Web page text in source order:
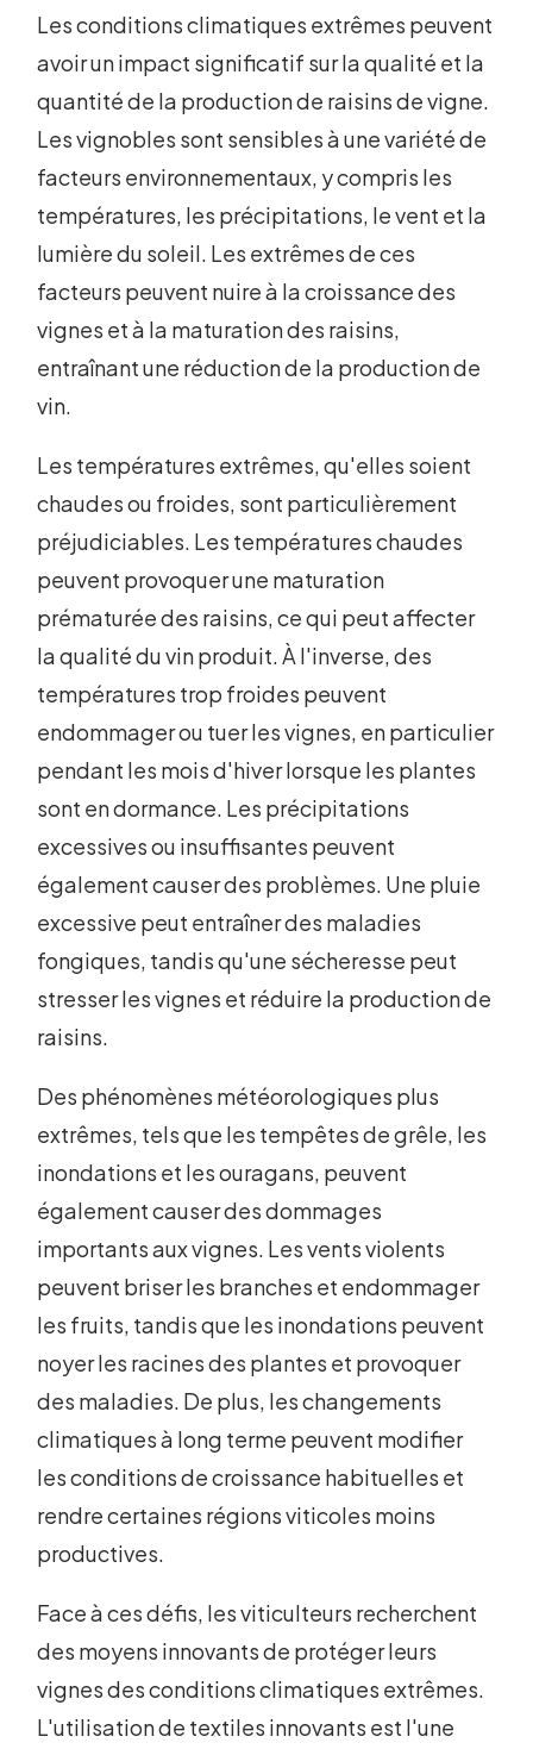
Les conditions climatiques extrêmes peuvent
avoir un impact significatif sur la qualité et la
quantité de la production de raisins de vigne.
Les vignobles sont sensibles à une variété de
facteurs environnementaux, y compris les
températures, les précipitations, le vent et la
lumière du soleil. Les extrêmes de ces
facteurs peuvent nuire à la croissance des
vignes et à la maturation des raisins,
entraînant une réduction de la production de
vin.
Les températures extrêmes, qu'elles soient
chaudes ou froides, sont particulièrement
préjudiciables. Les températures chaudes
peuvent provoquer une maturation
prématurée des raisins, ce qui peut affecter
la qualité du vin produit. À l'inverse, des
températures trop froides peuvent
endommager ou tuer les vignes, en particulier
pendant les mois d'hiver lorsque les plantes
sont en dormance. Les précipitations
excessives ou insuffisantes peuvent
également causer des problèmes. Une pluie
excessive peut entraîner des maladies
fongiques, tandis qu'une sécheresse peut
stresser les vignes et réduire la production de
raisins.
Des phénomènes météorologiques plus
extrêmes, tels que les tempêtes de grêle, les
inondations et les ouragans, peuvent
également causer des dommages
importants aux vignes. Les vents violents
peuvent briser les branches et endommager
les fruits, tandis que les inondations peuvent
noyer les racines des plantes et provoquer
des maladies. De plus, les changements
climatiques à long terme peuvent modifier
les conditions de croissance habituelles et
rendre certaines régions viticoles moins
productives.
Face à ces défis, les viticulteurs recherchent
des moyens innovants de protéger leurs
vignes des conditions climatiques extrêmes.
L'utilisation de textiles innovants est l'une